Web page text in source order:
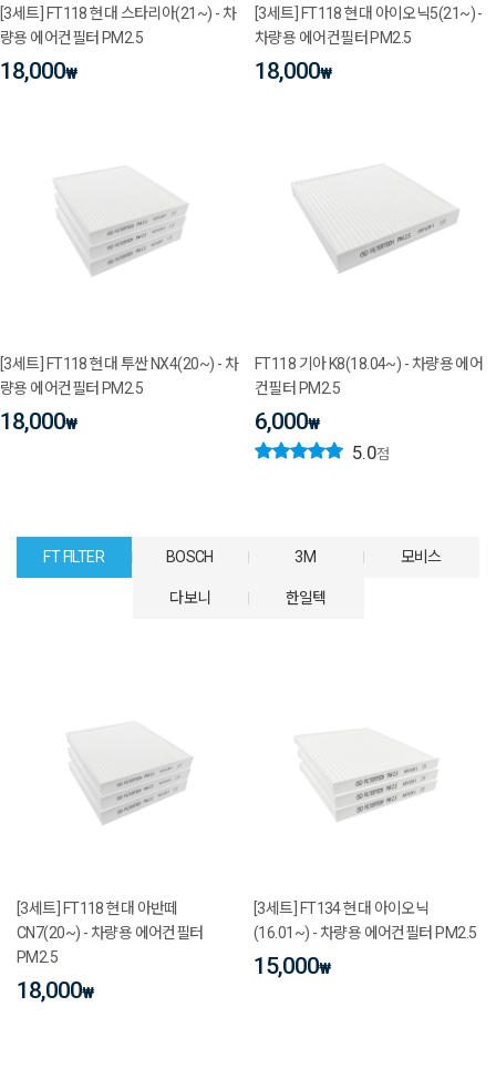
[3세트] FT118 현대 스타리아(21~) - 차
량용 에어컨필터 PM2.5
18,000₩
[3세트] FT118 현대 아이오닉5(21~) -
차량용 에어컨필터 PM2.5
18,000₩
[3세트] FT118 현대 투싼 NX4(20~) - 차
량용 에어컨필터 PM2.5
18,000₩
FT118 기아 K8(18.04~) - 차량용 에어
컨필터 PM2.5
6,000₩
5.0점
FT FILTER BOSCH 3M 모비스
다보니 한일텍
[3세트] FT118 현대 아반떼
CN7(20~) - 차량용 에어컨필터
PM2.5
18,000₩
[3세트] FT134 현대 아이오닉
(16.01~) - 차량용 에어컨필터 PM2.5
15,000₩